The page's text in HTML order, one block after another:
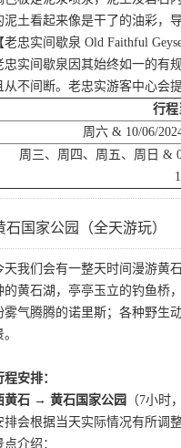
泥土看起来像是干了的油彩，
老忠实间歇泉 Old Faithful
忠实间歇泉因其始终如一的有
从不间断。老忠实游客中心会
行程
周六 & 10/06/
周三、周四、周五、周日 &
石国家公园（全天游玩）
天我们会有一整天时间漫游黄
的黄石湖，亭亭玉立的钓鱼桥
雾气腾腾的诺里斯；各种野生
程安排：
黄石 → 黄石国家公园
（7小时
排会根据当天实际情况有所调
点介绍：